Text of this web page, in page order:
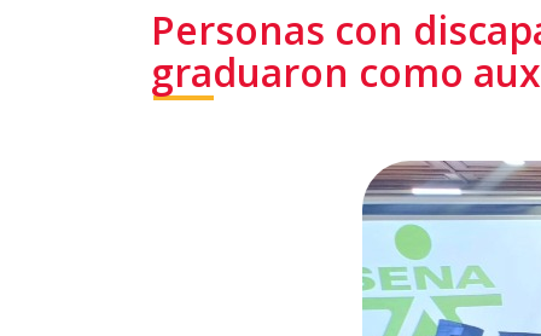
Personas con
graduaron como